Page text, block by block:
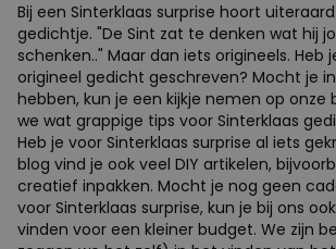
Bij een Sinterklaas surprise hoort
gedichtje. "De Sint zat te denken wat hij
schenken.." Maar dan iets origineels. Heb
origineel gedicht geschreven? Mocht je
hebben, kun je een kijkje nemen op onze
we wat grappige tips voor Sinterklaas
Heb je voor Sinterklaas surprise al iets
blog vind je ook veel DIY artikelen,
creatief inpakken. Mocht je nog geen
voor Sinterklaas surprise, kun je bij ons
vinden voor een kleiner budget. We zijn